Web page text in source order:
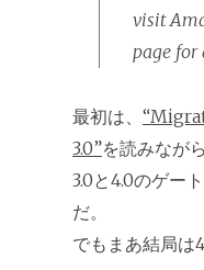
visit
page for
最初は、
3.0”を読みなが
3.0と4.0のゲー
だ。
でもまあ結局は